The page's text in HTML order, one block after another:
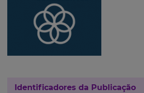
Identificadores da Publicação